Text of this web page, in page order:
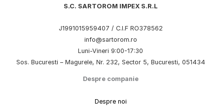
S.C. SARTOROM IMPEX S.R.L
J1991015959407 / C.I.F RO378562
info@sartorom.ro
Luni-Vineri 9:00-17:30
Sos. Bucuresti – Magurele, Nr. 232, Sector 5, Bucuresti, 051434
Despre companie
Despre noi